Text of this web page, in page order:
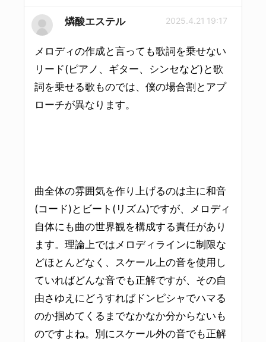
燐酸エステル 2025.4.21 19:17
メロディの作成と言っても歌詞を乗せない
リード(ピアノ、ギター、シンセなど)と歌
詞を乗せる歌ものでは、僕の場合割とアプ
ローチが異なります。
曲全体の雰囲気を作り上げるのは主に和音
(コード)とビート(リズム)ですが、メロディ
自体にも曲の世界観を構成する責任があり
ます。理論上ではメロディラインに制限な
どほとんどなく、スケール上の音を使用し
ていればどんな音でも正解ですが、その自
由さゆえにどうすればドンピシャでハマる
のか掴めてくるまでなかなか分からないも
のですよね。別にスケール外の音でも正解